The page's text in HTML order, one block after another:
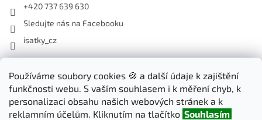
Používáme soubory cookies 🍪 a další údaje k zajištění
funkčnosti webu. S vaším souhlasem i k měření chyb, k
personalizaci obsahu našich webových stránek a k
reklamním účelům. Kliknutím na tlačítko Souhlasím
+420 737 639 630
Sledujte nás na Facebooku
isatky_cz
Odebírat newsletter
Vložte svůj e-mail a my vám budeme zasílat informace o nových
produktech na našem e-shopu.